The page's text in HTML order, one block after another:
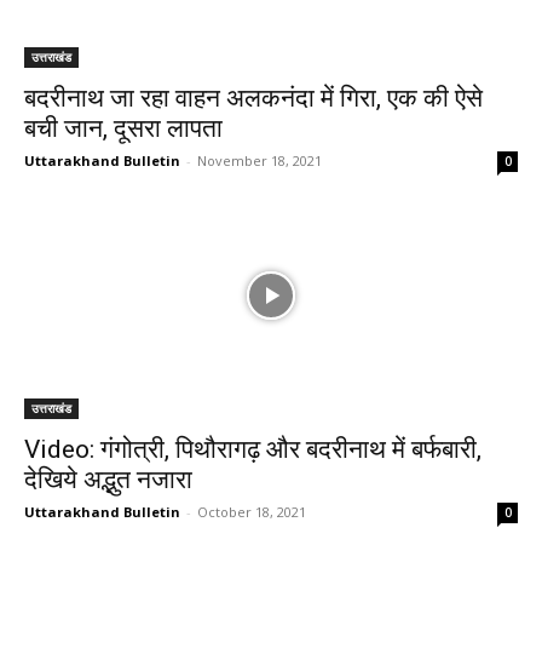
उत्तराखंड
बदरीनाथ जा रहा वाहन अलकनंदा में गिरा, एक की ऐसे
बची जान, दूसरा लापता
Uttarakhand Bulletin - November 18, 2021 0
उत्तराखंड
Video: गंगोत्री, पिथौरागढ़ और बदरीनाथ में बर्फबारी,
देखिये अद्भुत नजारा
Uttarakhand Bulletin - October 18, 2021 0